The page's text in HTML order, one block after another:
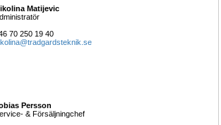
Matijevic
70 250 19 40
Persson
& Försäljningchef